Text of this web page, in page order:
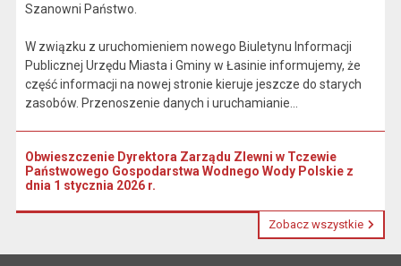
Szanowni Państwo.
W związku z uruchomieniem nowego Biuletynu Informacji
Publicznej Urzędu Miasta i Gminy w Łasinie informujemy, że
część informacji na nowej stronie kieruje jeszcze do starych
zasobów. Przenoszenie danych i uruchamianie...
Obwieszczenie Dyrektora Zarządu Zlewni w Tczewie
Państwowego Gospodarstwa Wodnego Wody Polskie z
dnia 1 stycznia 2026 r.
Zobacz wszystkie